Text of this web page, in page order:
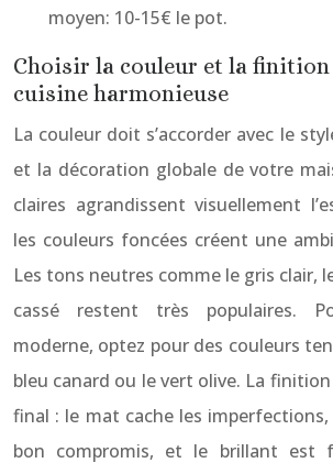
moyen: 10-15€ le pot.
Choisir la couleur et la
cuisine harmonieuse
La couleur doit s’accorder avec le
et la décoration globale de votre
claires agrandissent visuellement
les couleurs foncées créent une
Les tons neutres comme le gris clair,
cassé restent très populaires.
moderne, optez pour des couleurs
bleu canard ou le vert olive. La finition
final : le mat cache les
bon compromis, et le brillant est